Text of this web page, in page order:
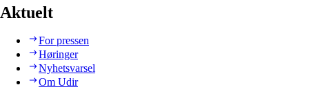
Aktuelt
For pressen
Høringer
Nyhetsvarsel
Om Udir